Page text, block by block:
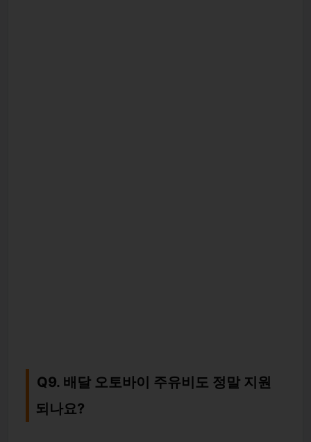
Q9. 배달 오토바이 주유비도 정말 지원
되나요?